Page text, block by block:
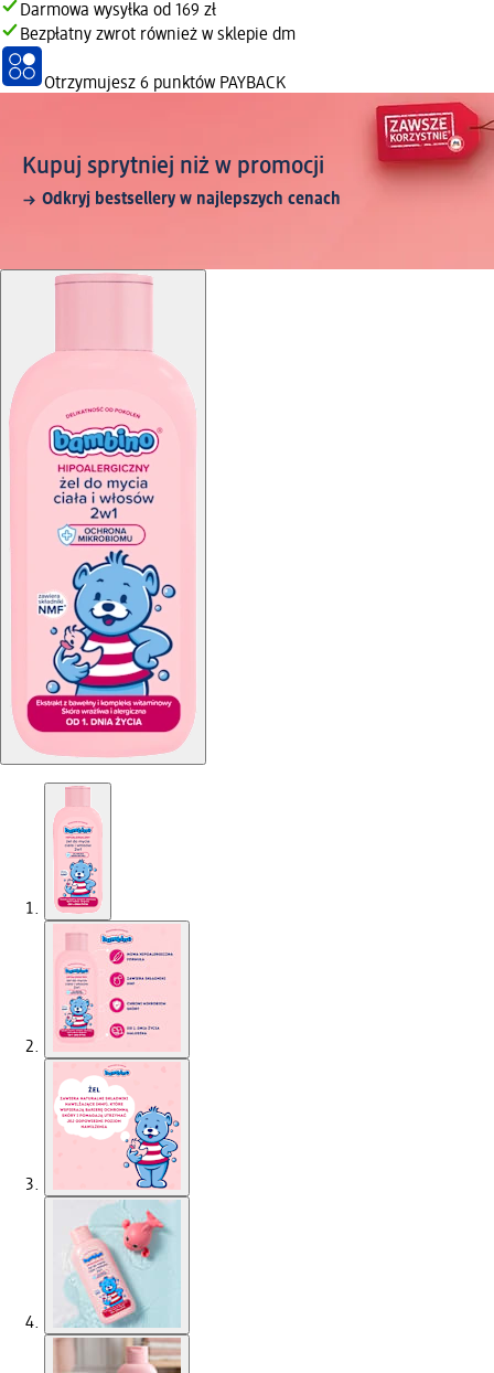
Darmowa wysyłka od 169 zł
Bezpłatny zwrot również w sklepie dm
Otrzymujesz 6 punktów PAYBACK
Kupuj sprytniej niż w promocji
Odkryj bestsellery w najlepszych cenach